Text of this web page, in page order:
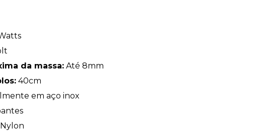
da massa: Até 8mm
40cm
em aço inox
Nylon